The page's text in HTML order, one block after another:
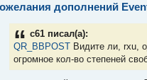
дополнений
c61 писал(а):
QR_BBPOST Видите ли, rxu,
огромное кол-во степеней